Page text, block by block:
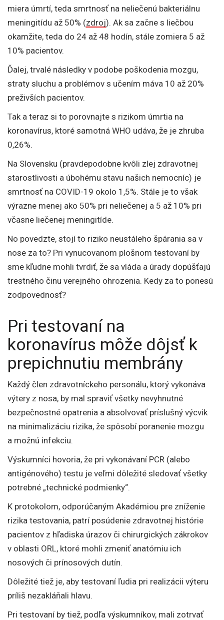
miera úmrtí, teda smrtnosť na neliečenú bakteriálnu
meningitídu až 50% (zdroj). Ak sa začne s liečbou
okamžite, teda do 24 až 48 hodín, stále zomiera 5 až
10% pacientov.
Ďalej, trvalé následky v podobe poškodenia mozgu,
straty sluchu a problémov s učením máva 10 až 20%
preživších pacientov.
Tak a teraz si to porovnajte s rizikom úmrtia na
koronavírus, ktoré samotná WHO udáva, že je zhruba
0,26%.
Na Slovensku (pravdepodobne kvôli zlej zdravotnej
starostlivosti a úbohému stavu našich nemocníc) je
smrtnosť na COVID-19 okolo 1,5%. Stále je to však
výrazne menej ako 50% pri neliečenej a 5 až 10% pri
včasne liečenej meningitíde.
No povedzte, stojí to riziko neustáleho špárania sa v
nose za to? Pri vynucovanom plošnom testovaní by
sme kľudne mohli tvrdiť, že sa vláda a úrady dopúšťajú
trestného činu verejného ohrozenia. Kedy za to ponesú
zodpovednosť?
Pri testovaní na
koronavírus môže dôjsť k
prepichnutiu membrány
Každý člen zdravotníckeho personálu, ktorý vykonáva
výtery z nosa, by mal spraviť všetky nevyhnutné
bezpečnostné opatrenia a absolvovať príslušný výcvik
na minimalizáciu rizika, že spôsobí poranenie mozgu
a možnú infekciu.
Výskumníci hovoria, že pri vykonávaní PCR (alebo
antigénového) testu je veľmi dôležité sledovať všetky
potrebné „technické podmienky“.
K protokolom, odporúčaným Akadémiou pre zníženie
rizika testovania, patrí posúdenie zdravotnej histórie
pacientov z hľadiska úrazov či chirurgických zákrokov
v oblasti ORL, ktoré mohli zmeniť anatómiu ich
nosových či prínosových dutín.
Dôležité tiež je, aby testovaní ľudia pri realizácii výteru
príliš nezakláňali hlavu.
Pri testovaní by tiež, podľa výskumníkov, mali zotrvať